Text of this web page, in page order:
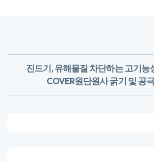
진드기, 유해물질 차단하는 고기능
COVER원단원사 굵기 및 공